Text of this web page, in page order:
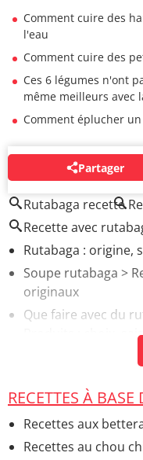
Comment cuire des
l'eau
Comment cuire des
Ces 6 légumes n'ont
même meilleurs avec
Comment éplucher un
Partager
AUTOUR DU MÊME
Rutabaga recette
Recette avec
Rutabaga : origine,
Soupe rutabaga >
originaux
Que faire avec du
Produits : choix,
Navet : féculent,
légumes
Rutabaga recette
à base de légumes
RECETTES À
Recettes aux
Recettes au chou